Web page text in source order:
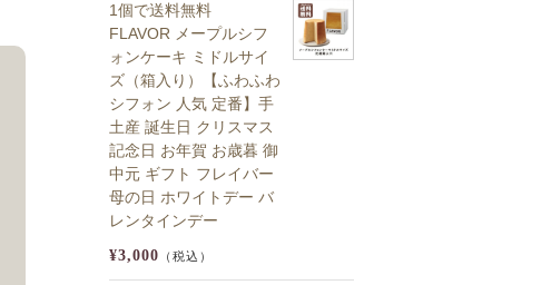
1個で送料無料
FLAVOR メープルシフ
ォンケーキ ミドルサイ
ズ（箱入り）【ふわふわ
シフォン 人気 定番】手
土産 誕生日 クリスマス
記念日 お年賀 お歳暮 御
中元 ギフト フレイバー
母の日 ホワイトデー バ
レンタインデー
¥3,000 （税込）